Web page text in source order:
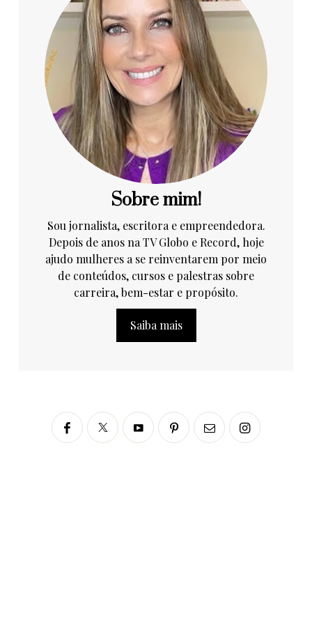
Sobre mim!
Sou jornalista, escritora e empreendedora.
Depois de anos na TV Globo e Record, hoje
ajudo mulheres a se reinventarem por meio
de conteúdos, cursos e palestras sobre
carreira, bem-estar e propósito.
Saiba mais